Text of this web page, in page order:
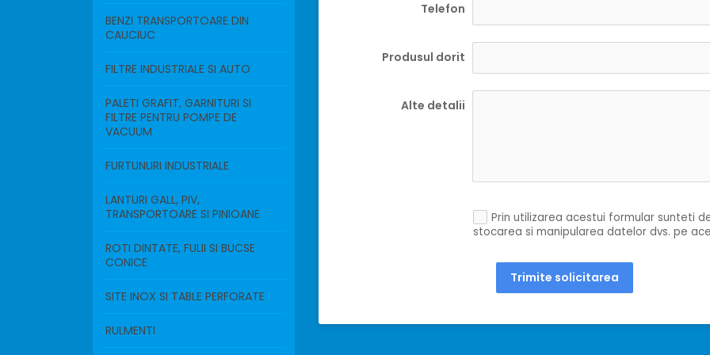
Telefon
Produsul dorit
Alte detalii
Prin utilizarea acestui formular sunteti
stocarea si manipularea datelor dvs. pe
Trimite solicitarea
BENZI TRANSPORTOARE DIN
CAUCIUC
FILTRE INDUSTRIALE SI AUTO
PALETI GRAFIT, GARNITURI SI
FILTRE PENTRU POMPE DE
VACUUM
FURTUNURI INDUSTRIALE
LANTURI GALL, PIV,
TRANSPORTOARE SI PINIOANE
ROTI DINTATE, FULII SI BUCSE
CONICE
SITE INOX SI TABLE PERFORATE
RULMENTI